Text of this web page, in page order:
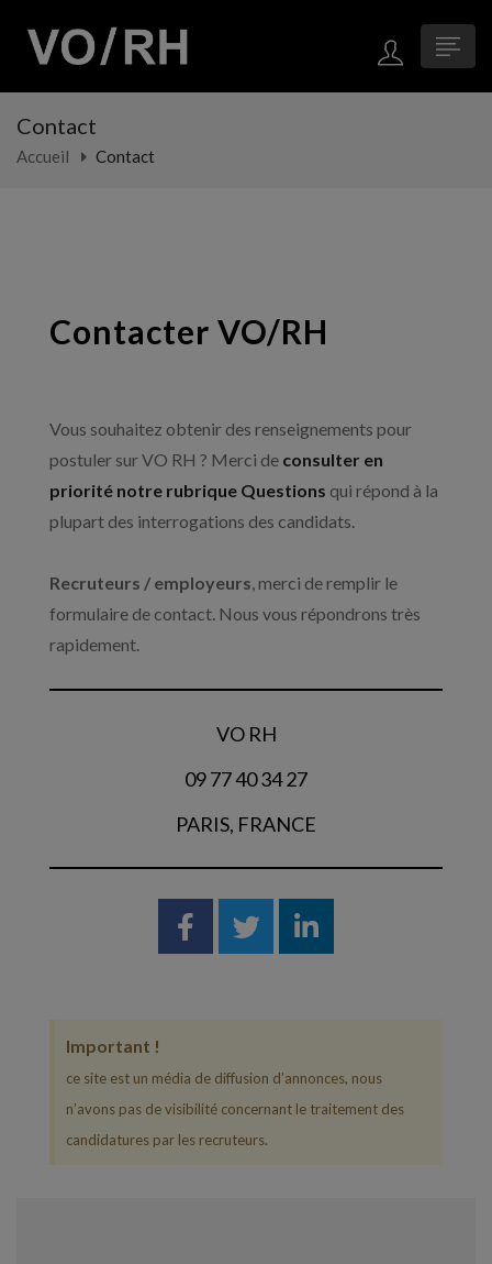
Contact
Accueil Contact
Contacter VO/RH
Vous souhaitez obtenir des renseignements pour
postuler sur VO RH ? Merci de consulter en
priorité notre rubrique Questions qui répond à la
plupart des interrogations des candidats.
Recruteurs / employeurs, merci de remplir le
formulaire de contact. Nous vous répondrons très
rapidement.
VO RH
09 77 40 34 27
PARIS, FRANCE
Important !
ce site est un média de diffusion d’annonces, nous
n’avons pas de visibilité concernant le traitement des
candidatures par les recruteurs.